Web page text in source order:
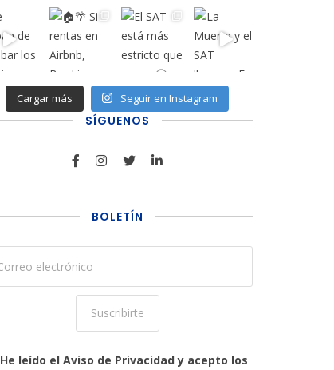
Cargar más Seguir en Instagram
SÍGUENOS
BOLETÍN
He leído el Aviso de Privacidad y acepto los